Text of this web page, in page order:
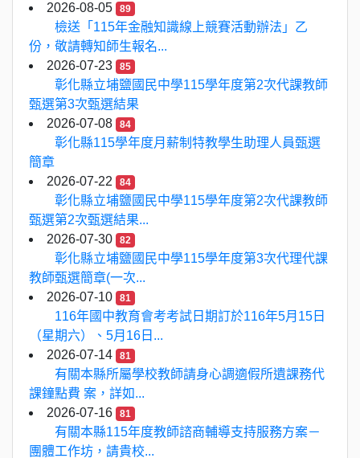
2026-08-05
89
檢送「115年金融知識線上競賽活動辦法」乙
份，敬請轉知師生報名...
2026-07-23
85
彰化縣立埔鹽國民中學115學年度第2次代課教師
甄選第3次甄選結果
2026-07-08
84
彰化縣115學年度月薪制特教學生助理人員甄選
簡章
2026-07-22
84
彰化縣立埔鹽國民中學115學年度第2次代課教師
甄選第2次甄選結果...
2026-07-30
82
彰化縣立埔鹽國民中學115學年度第3次代理代課
教師甄選簡章(一次...
2026-07-10
81
116年國中教育會考考試日期訂於116年5月15日
（星期六）、5月16日...
2026-07-14
81
有關本縣所屬學校教師請身心調適假所遺課務代
課鐘點費 案，詳如...
2026-07-16
81
有關本縣115年度教師諮商輔導支持服務方案－
團體工作坊，請貴校...